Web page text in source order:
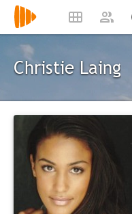
Christie Laing